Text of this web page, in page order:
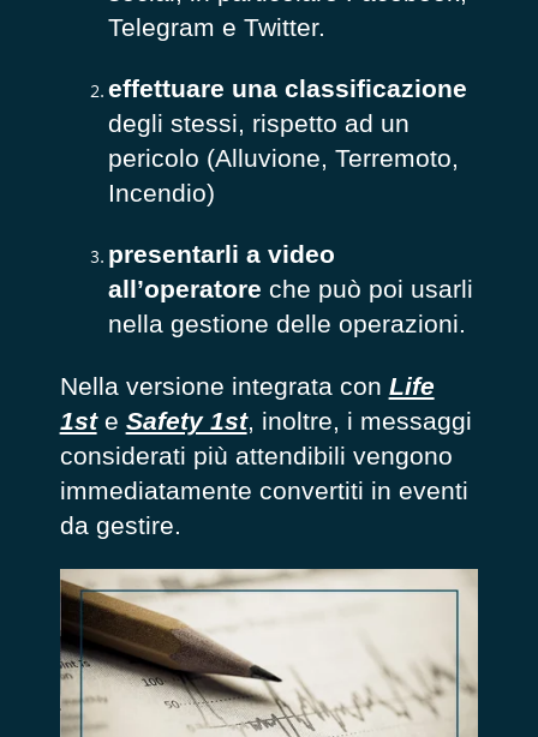
Telegram e Twitter.
effettuare una classificazione
degli stessi, rispetto ad un
pericolo (Alluvione, Terremoto,
Incendio)
presentarli a video
all’operatore che può poi usarli
nella gestione delle operazioni.
Nella versione integrata con Life
1ste Safety 1st, inoltre, i messaggi
considerati più attendibili vengono
immediatamente convertiti in eventi
da gestire.